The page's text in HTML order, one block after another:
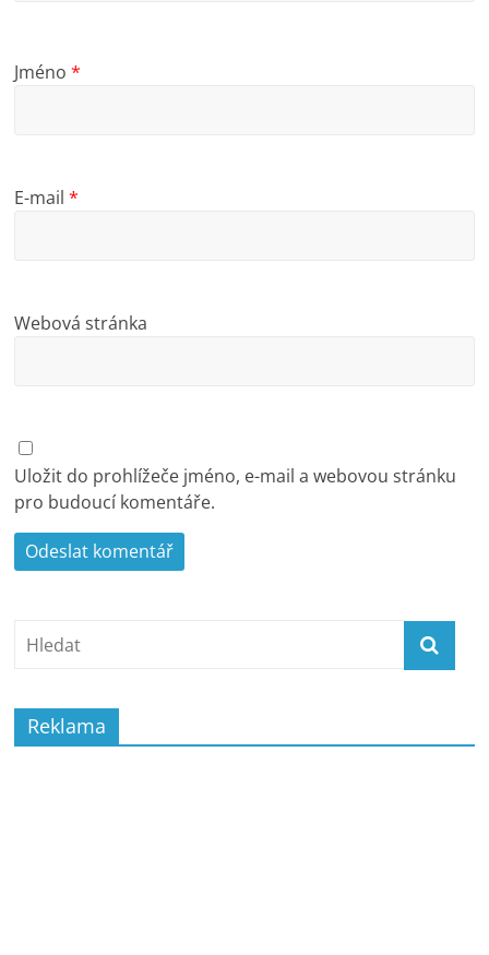
Jméno*
E-mail*
Webová stránka
Uložit do prohlížeče jméno, e-mail a webovou stránku
pro budoucí komentáře.
Reklama